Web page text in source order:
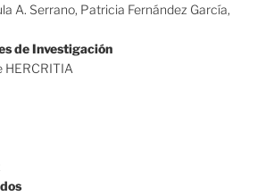
A. Serrano, Patricia Fernández García,
de Investigación
HERCRITIA